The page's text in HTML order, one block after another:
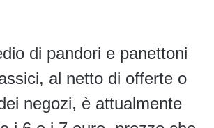
di pandori e panettoni
al netto di offerte o
negozi, è attualmente